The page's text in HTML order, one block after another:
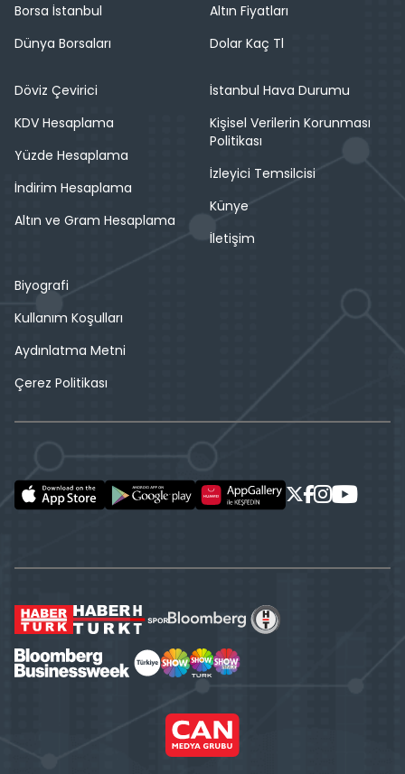
Borsa İstanbul
Dünya Borsaları
Altın Fiyatları
Dolar Kaç Tl
Döviz Çevirici
KDV Hesaplama
Yüzde Hesaplama
İndirim Hesaplama
Altın ve Gram Hesaplama
İstanbul Hava Durumu
Kişisel Verilerin Korunması
Politikası
İzleyici Temsilcisi
Künye
İletişim
Biyografi
Kullanım Koşulları
Aydınlatma Metni
Çerez Politikası